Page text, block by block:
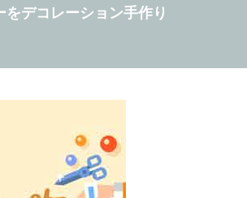
デコレーション手作り